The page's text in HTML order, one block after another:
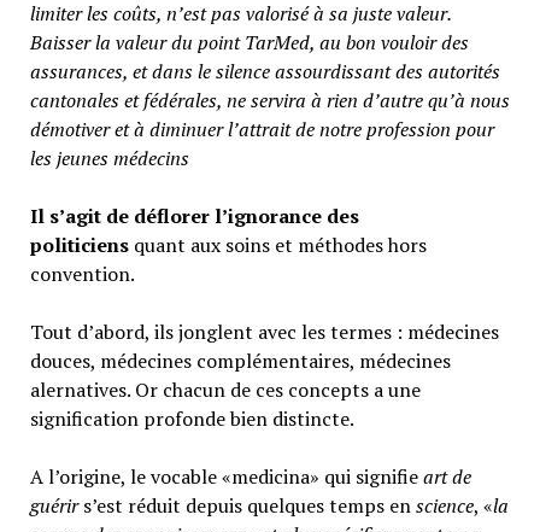
limiter les coûts, n’est pas valorisé à sa juste valeur.
Baisser la valeur du point TarMed, au bon vouloir des
assurances, et dans le silence assourdissant des autorités
cantonales et fédérales, ne servira à rien d’autre qu’à nous
démotiver et à diminuer l’attrait de notre profession pour
les jeunes médecins
Il s’agit de déflorer l’ignorance des
politiciensquant aux soins et méthodes hors
convention.
Tout d’abord, ils jonglent avec les termes : médecines
douces, médecines complémentaires, médecines
alernatives. Or chacun de ces concepts a une
signification profonde bien distincte.
A l’origine, le vocable «medicina» qui signifieart de
guérirs’est réduit depuis quelques temps enscience, «la